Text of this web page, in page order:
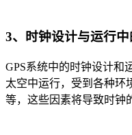
3、时钟设计与运行
GPS系统中的时钟设计和
太空中运行，受到各种环
等，这些因素将导致时钟